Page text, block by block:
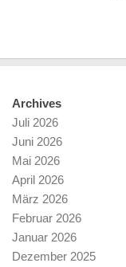
Archives
Juli 2026
Juni 2026
Mai 2026
April 2026
März 2026
Februar 2026
Januar 2026
Dezember 2025